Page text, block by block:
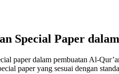
Special Paper
paper dalam pembuatan Al-
paper yang sesuai dengan